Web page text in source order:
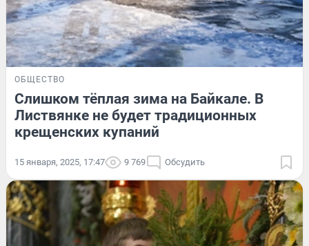
ОБЩЕСТВО
Слишком тёплая зима на Байкале. В
Листвянке не будет традиционных
крещенских купаний
15 января, 2025, 17:47 9 769 Обсудить